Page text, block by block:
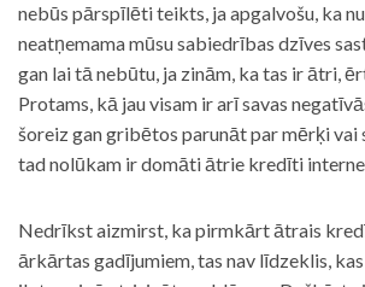
nebūs pārspīlēti teikts, ja apgalvošu, ka
neatņemama mūsu sabiedrības dzīves
gan lai tā nebūtu, ja zinām, ka tas ir ātri,
Protams, kā jau visam ir arī savas
šoreiz gan gribētos parunāt par mērķi
tad nolūkam ir domāti ātrie kredīti
Nedrīkst aizmirst, ka pirmkārt ātrais
ārkārtas gadījumiem, tas nav līdzeklis,